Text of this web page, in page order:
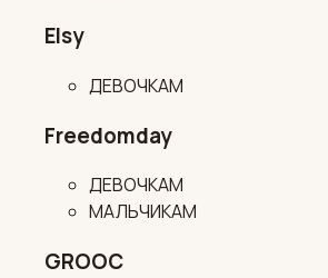
Elsy
ДЕВОЧКАМ
Freedomday
ДЕВОЧКАМ
МАЛЬЧИКАМ
GROOC